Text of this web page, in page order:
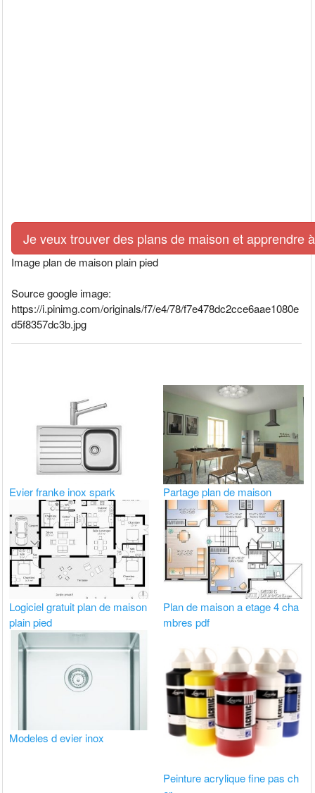
Je veux trouver des plans de maison et apprendre
Image plan de maison plain pied
Source google image:
https://i.pinimg.com/originals/f7/e4/78/f7e478dc2cce6aae1080e
d5f8357dc3b.jpg
Evier franke inox spark Partage plan de maison
Logiciel gratuit plan de maison
plain pied
Plan de maison a etage 4 cha
mbres pdf
Modeles d evier inox
Peinture acrylique fine pas ch